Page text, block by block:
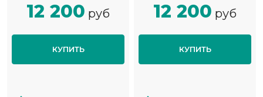
12 200 руб
КУПИТЬ
12 200 руб
КУПИТЬ